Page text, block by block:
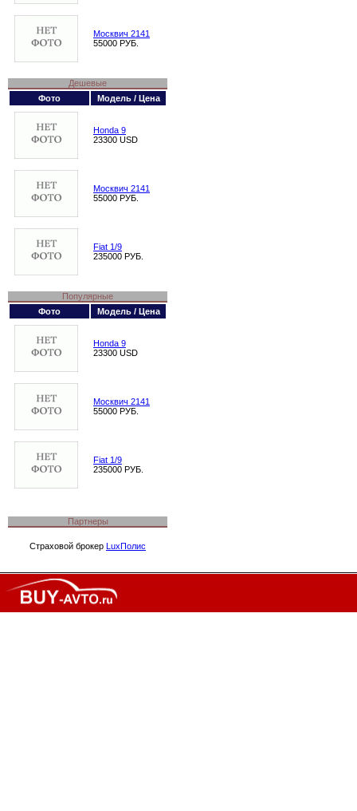
Москвич 2141
55000 РУБ.
Дешевые
Фото
Модель / Цена
Honda 9
23300 USD
Москвич 2141
55000 РУБ.
Fiat 1/9
235000 РУБ.
Популярные
Фото
Модель / Цена
Honda 9
23300 USD
Москвич 2141
55000 РУБ.
Fiat 1/9
235000 РУБ.
Партнеры
Страховой брокер LuxПолис